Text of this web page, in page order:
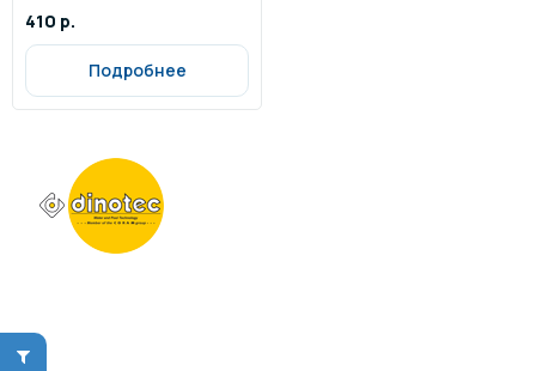
410 р.
Подробнее